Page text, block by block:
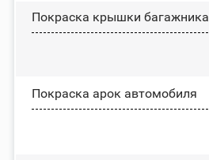
Покраска крышки багажника
Покраска арок автомобиля